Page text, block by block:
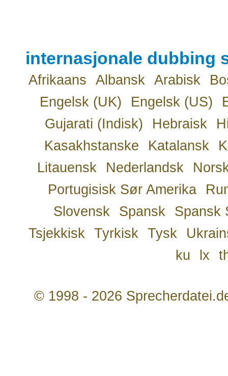
internasjonale dubbing
Afrikaans Albansk Arabisk
Engelsk (UK)
Engelsk (US)
Gujarati (Indisk)
Hebraisk
Kasakhstanske
Katalansk
Litauensk
Nederlandsk
Portugisisk Sør Amerika
Slovensk
Spansk
Spansk
Tsjekkisk
Tyrkisk Tysk
ku
lx
© 1998 - 2026